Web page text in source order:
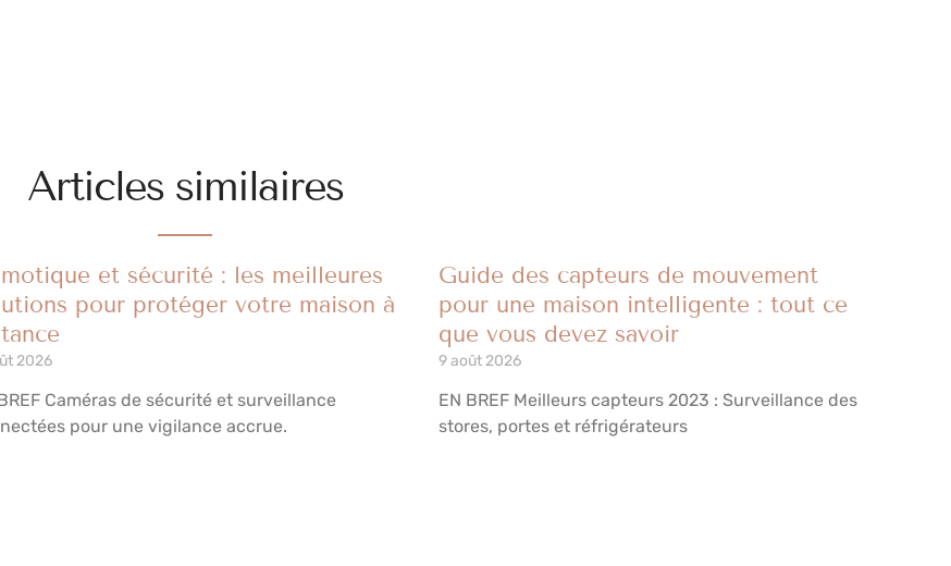
Articles similaires
et sécurité : les meilleures
pour protéger votre maison à
2026
Caméras de sécurité et surveillance
pour une vigilance accrue.
Guide des capteurs de mouvement
pour une maison intelligente : tout ce
que vous devez savoir
9 août 2026
EN BREF Meilleurs capteurs 2023 : Surveillance des
stores, portes et réfrigérateurs